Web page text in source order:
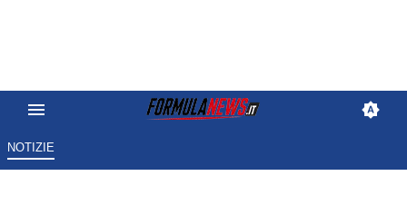
NOTIZIE